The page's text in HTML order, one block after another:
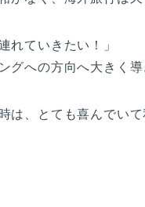
れていきたい！」
グへの方向へ大きく導
は、とても喜んでい